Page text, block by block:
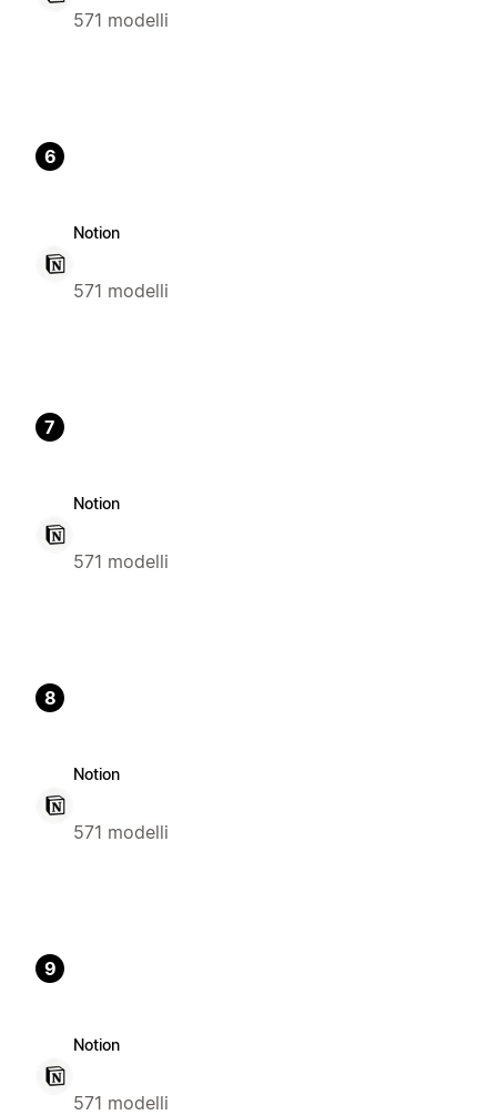
571 modelli
6
Notion
571 modelli
7
Notion
571 modelli
8
Notion
571 modelli
9
Notion
571 modelli